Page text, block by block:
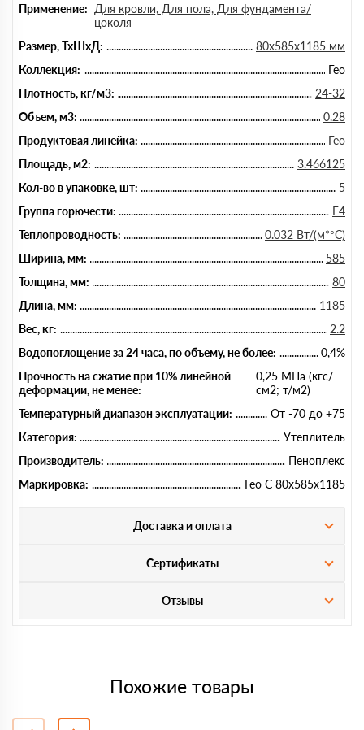
Применение: Для кровли, Для пола, Для фундамента/
цоколя
Размер, ТхШхД:
80х585х1185 мм
Коллекция:
Гео
Плотность, кг/м3:
24-32
Объем, м3:
0.28
Продуктовая линейка:
Гео
Площадь, м2:
3.466125
Кол-во в упаковке, шт:
5
Группа горючести:
Г4
Теплопроводность:
0.032 Вт/(м*°C)
Ширина, мм:
585
Толщина, мм:
80
Длина, мм:
1185
Вес, кг:
2.2
Водопоглощение за 24 часа, по объему, не более:
0,4%
Прочность на сжатие при 10% линейной
деформации, не менее:
0,25 МПа (кгс/
см2; т/м2)
Температурный диапазон эксплуатации:
От -70 до +75
Категория:
Утеплитель
Производитель:
Пеноплекс
Маркировка:
Гео С 80х585х1185
Доставка и оплата
Сертификаты
Отзывы
Похожие товары